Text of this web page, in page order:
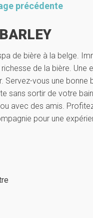
précédente
de bière à la belge.
de la bière. Une
Servez-vous une bonne
sans sortir de votre
avec des amis.
pour une